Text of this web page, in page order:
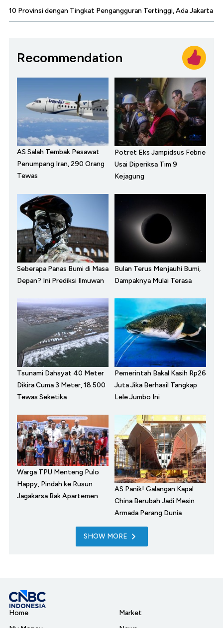
10 Provinsi dengan Tingkat Pengangguran Tertinggi, Ada Jakarta
Recommendation
AS Salah Tembak Pesawat
Penumpang Iran, 290 Orang
Tewas
Potret Eks Jampidsus Febrie
Usai Diperiksa Tim 9
Kejagung
Seberapa Panas Bumi di Masa
Depan? Ini Prediksi Ilmuwan
Bulan Terus Menjauhi Bumi,
Dampaknya Mulai Terasa
Tsunami Dahsyat 40 Meter
Dikira Cuma 3 Meter, 18.500
Tewas Seketika
Pemerintah Bakal Kasih Rp26
Juta Jika Berhasil Tangkap
Lele Jumbo Ini
Warga TPU Menteng Pulo
Happy, Pindah ke Rusun
Jagakarsa Bak Apartemen
AS Panik! Galangan Kapal
China Berubah Jadi Mesin
Armada Perang Dunia
SHOW MORE
Home
Market